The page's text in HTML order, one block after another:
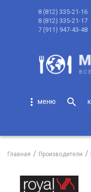
8 (812) 335-21-16
8 (812) 335-21-17
7 (911) 947-43-48
more_vert search
Главная Производители